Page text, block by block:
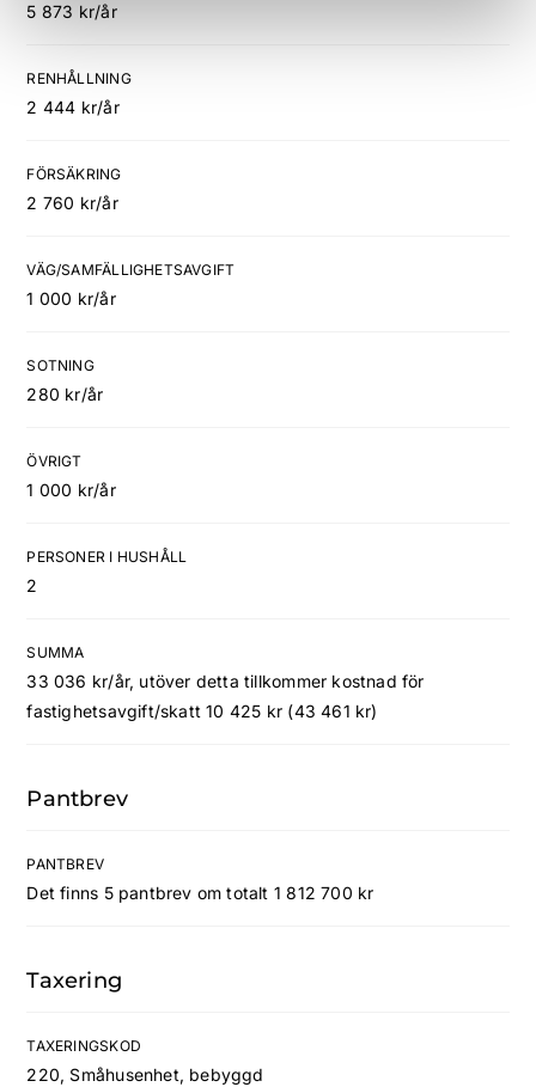
5 873 kr/år
RENHÅLLNING
2 444 kr/år
FÖRSÄKRING
2 760 kr/år
VÄG/SAMFÄLLIGHETSAVGIFT
1 000 kr/år
SOTNING
280 kr/år
ÖVRIGT
1 000 kr/år
PERSONER I HUSHÅLL
2
SUMMA
33 036 kr/år, utöver detta tillkommer kostnad för
fastighetsavgift/skatt 10 425 kr (43 461 kr)
Pantbrev
PANTBREV
Det finns 5 pantbrev om totalt 1 812 700 kr
Taxering
TAXERINGSKOD
220, Småhusenhet, bebyggd